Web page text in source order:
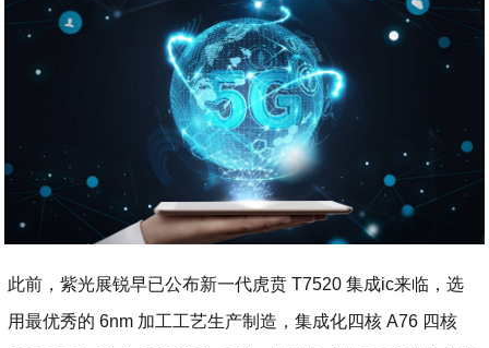
此前，紫光展锐早已公布新一代虎贲 T7520 集成ic来临，选
用最优秀的 6nm 加工工艺生产制造，集成化四核 A76 四核